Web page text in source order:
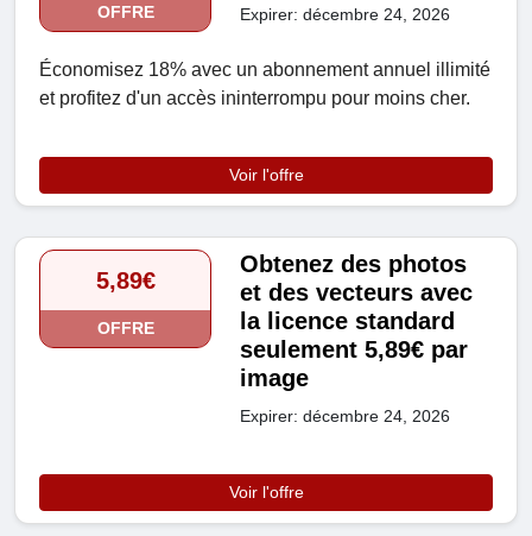
OFFRE Expirer: décembre 24, 2026
Économisez 18% avec un abonnement annuel illimité
et profitez d'un accès ininterrompu pour moins cher.
Voir l'offre
5,89€
OFFRE
Obtenez des photos
et des vecteurs avec
la licence standard
seulement 5,89€ par
image
Expirer: décembre 24, 2026
Voir l'offre